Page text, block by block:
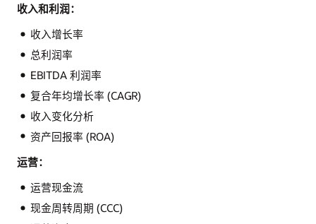
收入和利润：
收入增长率
总利润率
EBITDA 利润率
复合年均增长率 (CAGR)
收入变化分析
资产回报率 (ROA)
运营：
运营现金流
现金周转周期 (CCC)